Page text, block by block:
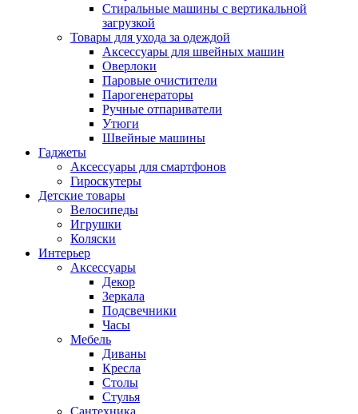
Стиральные машины с вертикальной
загрузкой
Товары для ухода за одеждой
Аксессуары для швейных машин
Оверлоки
Паровые очистители
Парогенераторы
Ручные отпариватели
Утюги
Швейные машины
Гаджеты
Аксессуары для смартфонов
Гироскутеры
Детские товары
Велосипеды
Игрушки
Коляски
Интерьер
Аксессуары
Декор
Зеркала
Подсвечники
Часы
Мебель
Диваны
Кресла
Столы
Стулья
Сантехника